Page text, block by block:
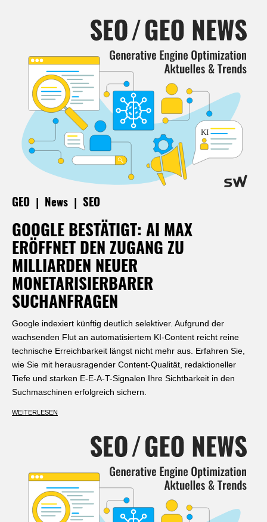
GEO | News | SEO
GOOGLE BESTÄTIGT: AI MAX
ERÖFFNET DEN ZUGANG ZU
MILLIARDEN NEUER
MONETARISIERBARER
SUCHANFRAGEN
Google indexiert künftig deutlich selektiver. Aufgrund der
wachsenden Flut an automatisiertem KI-Content reicht reine
technische Erreichbarkeit längst nicht mehr aus. Erfahren Sie,
wie Sie mit herausragender Content-Qualität, redaktioneller
Tiefe und starken E-E-A-T-Signalen Ihre Sichtbarkeit in den
Suchmaschinen erfolgreich sichern.
WEITERLESEN